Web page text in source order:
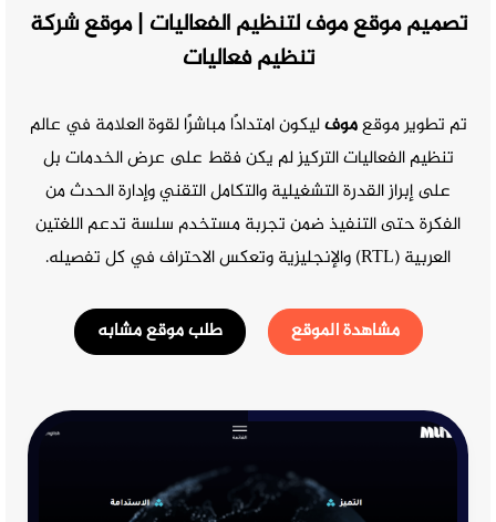
تصميم موقع موف لتنظيم الفعاليات | موقع شركة
تنظيم فعاليات
تم تطوير موقعموفليكون امتدادًا مباشرًا لقوة العلامة في عالم
تنظيم الفعاليات التركيز لم يكن فقط على عرض الخدمات بل
على إبراز القدرة التشغيلية والتكامل التقني وإدارة الحدث من
الفكرة حتى التنفيذ ضمن تجربة مستخدم سلسة تدعم اللغتين
العربية (RTL) والإنجليزية وتعكس الاحتراف في كل تفصيله.
مشاهدة الموقع طلب موقع مشابه